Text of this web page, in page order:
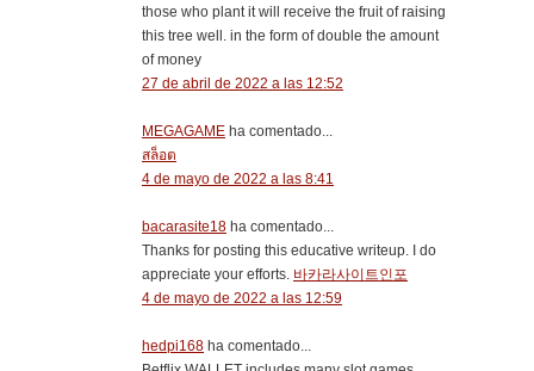
those who plant it will receive the fruit of raising
this tree well. in the form of double the amount
of money
27 de abril de 2022 a las 12:52
MEGAGAME ha comentado...
สล็อต
4 de mayo de 2022 a las 8:41
bacarasite18 ha comentado...
Thanks for posting this educative writeup. I do
appreciate your efforts. 바카라사이트인포
4 de mayo de 2022 a las 12:59
hedpi168 ha comentado...